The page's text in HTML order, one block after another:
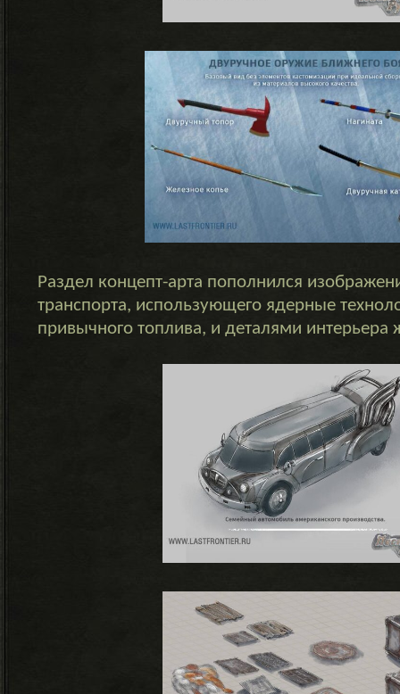
Раздел концепт-арта пополнился
транспорта, использующего ядерные
привычного топлива, и деталями